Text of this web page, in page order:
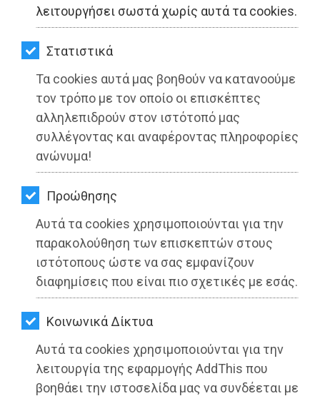
λειτουργήσει σωστά χωρίς αυτά τα cookies.
Στατιστικά
Τα cookies αυτά μας βοηθούν να κατανοούμε
τον τρόπο με τον οποίο οι επισκέπτες
αλληλεπιδρούν στον ιστότοπό μας
συλλέγοντας και αναφέροντας πληροφορίες
ανώνυμα!
Προώθησης
Αυτά τα cookies χρησιμοποιούνται για την
παρακολούθηση των επισκεπτών στους
ιστότοπους ώστε να σας εμφανίζουν
διαφημίσεις που είναι πιο σχετικές με εσάς.
Kοινωνικά Δίκτυα
Αυτά τα cookies χρησιμοποιούνται για την
λειτουργία της εφαρμογής AddThis που
βοηθάει την ιστοσελίδα μας να συνδέεται με
ΥΓΕΙΑ
LIFESTYLE
ΤΑΞΙΔΙΑ
ΕΞΟΔΟΣ
ΠΕΡΙΒΑΛΛΟΝ
ΚΑΤΟΙΚΙΔΙΟ
ΑΓΓΕΛΙΕΣ
ΕΦΗΜΕΡΙΔΕΣ
OΔΗΓΟΣ
ΑΓΟΡΑΣ
ΨΙΘΥΡΟΙ
ΑΠΟΣΤΟΛΗ
ΑΡΘΡΩΝ
ΑΝΑΣΣΑ: Η πολιτική συμπεριφορά
σας κ. Μαρκου κρίνεται δημοκρατικά
«ανάρμοστη»
Διαβάστηκε 4300 φορές
08-06-2021
Από τo Dimotisnews